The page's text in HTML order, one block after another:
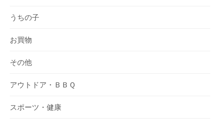
うちの子
お買物
その他
アウトドア・ＢＢＱ
スポーツ・健康